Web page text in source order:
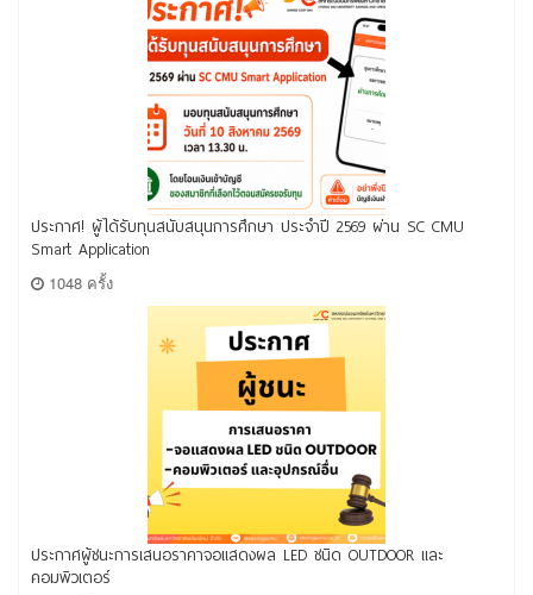
ประกาศ! ผู้ได้รับทุนสนับสนุนการศึกษา ประจำปี 2569 ผ่าน SC CMU
Smart Application
1048 ครั้ง
ประกาศผู้ชนะการเสนอราคาจอแสดงผล LED ชนิด OUTDOOR และ
คอมพิวเตอร์